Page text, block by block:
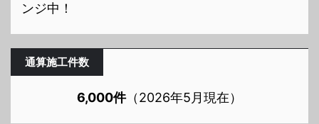
ンジ中！
通算施工件数
6,000件（2026年5月現在）